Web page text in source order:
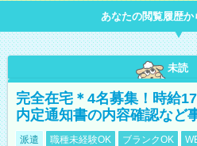
あなたの閲覧履歴か
未読
完全在宅＊4名募集！時給
内定通知書の内容確認など
派遣 職種未経験OK ブランクOK